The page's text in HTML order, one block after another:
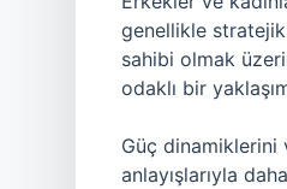
genellikle
sahibi olmak
odaklı bir
Güç dinamiklerini
anlayışlarıyla